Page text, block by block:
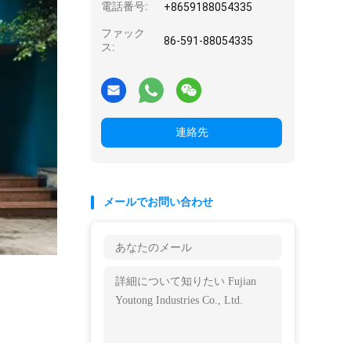
電話番号: +8659188054335
ファック
ス:
86-591-88054335
連絡先
メールでお問い合わせ